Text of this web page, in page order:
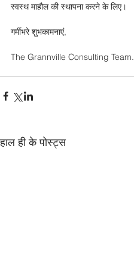
स्वस्थ माहौल की स्थापना करने के लिए।
गर्मीभरे शुभकामनाएं,
The Grannville Consulting Team.
हाल ही के पोस्ट्स